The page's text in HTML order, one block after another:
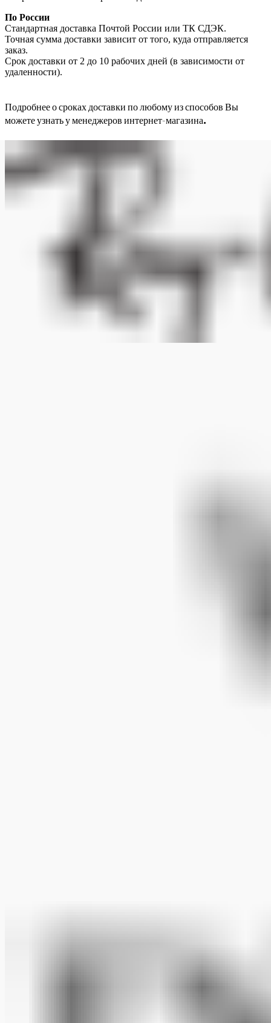
По России
Стандартная доставка Почтой России или ТК СДЭК.
Точная сумма доставки зависит от того, куда отправляется
заказ.
Срок доставки от 2 до 10 рабочих дней (в зависимости от
удаленности).
Подробнее о сроках доставки по любому из способов Вы
можете узнать у менеджеров интернет-магазина.